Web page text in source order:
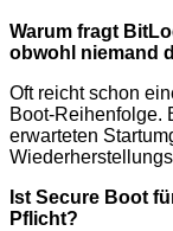
Warum fragt
obwohl niemand
Oft reicht schon
Boot-Reihenfolge.
erwarteten
Ist Secure Boot
Pflicht?